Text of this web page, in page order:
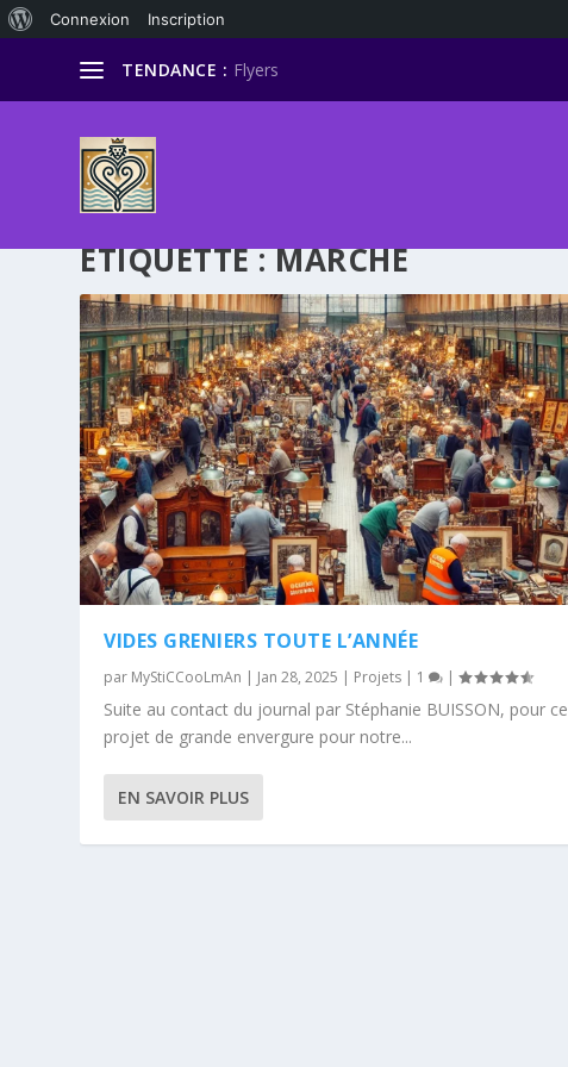
TENDANCE : Flyers
ÉTIQUETTE :MARCHÉ
VIDES GRENIERS TOUTE L’ANNÉE
par MyStiCCooLmAn | Jan 28, 2025 | Projets | 1 |
Suite au contact du journal par Stéphanie BUISSON, pour ce
projet de grande envergure pour notre...
EN SAVOIR PLUS
Connexion Inscription